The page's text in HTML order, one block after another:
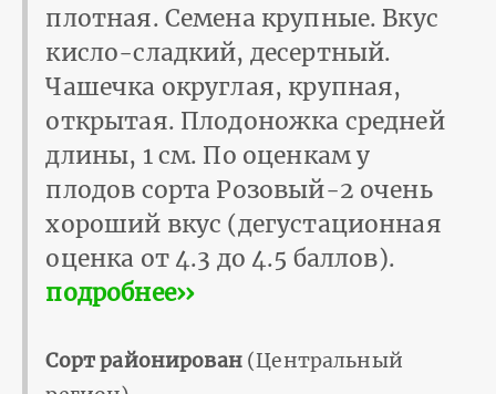
плотная. Семена крупные. Вкус
кисло-сладкий, десертный.
Чашечка округлая, крупная,
открытая. Плодоножка средней
длины, 1 см. По оценкам у
плодов сорта Розовый-2 очень
хороший вкус (дегустационная
оценка от 4.3 до 4.5 баллов).
подробнее››
Сорт районирован(Центральный